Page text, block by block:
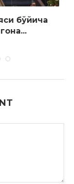
бўйича